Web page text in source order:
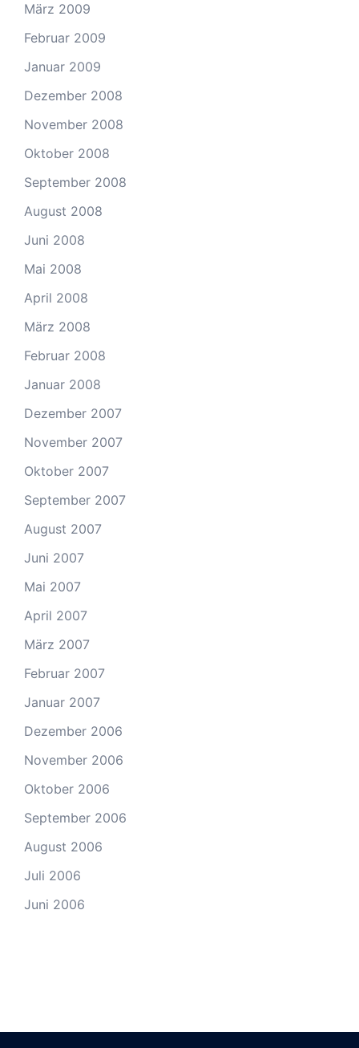
März 2009
Februar 2009
Januar 2009
Dezember 2008
November 2008
Oktober 2008
September 2008
August 2008
Juni 2008
Mai 2008
April 2008
März 2008
Februar 2008
Januar 2008
Dezember 2007
November 2007
Oktober 2007
September 2007
August 2007
Juni 2007
Mai 2007
April 2007
März 2007
Februar 2007
Januar 2007
Dezember 2006
November 2006
Oktober 2006
September 2006
August 2006
Juli 2006
Juni 2006